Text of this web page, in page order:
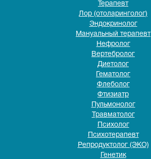
Терапевт
Лор (отоларинголог)
Эндокринолог
Мануальный терапевт
Нефролог
Вертебролог
Диетолог
Гематолог
Флеболог
Фтизиатр
Пульмонолог
Травматолог
Психолог
Психотерапевт
Репродуктолог (ЭКО)
Генетик